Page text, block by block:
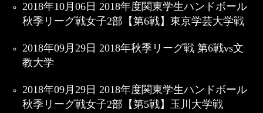
2018年10月06日 2018年度関東学生ハンドボール
秋季リーグ戦女子2部【第6戦】東京学芸大学戦
2018年09月29日 2018年秋季リーグ戦 第6戦vs文
教大学
2018年09月29日 2018年度関東学生ハンドボール
秋季リーグ戦女子2部【第5戦】玉川大学戦